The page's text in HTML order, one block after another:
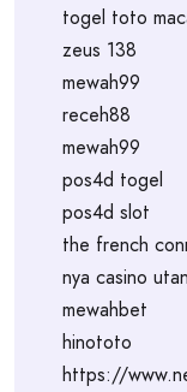
togel toto
zeus 138
mewah99
receh88
mewah99
pos4d togel
pos4d slot
the french
nya casino
mewahbet
hinototo
https://